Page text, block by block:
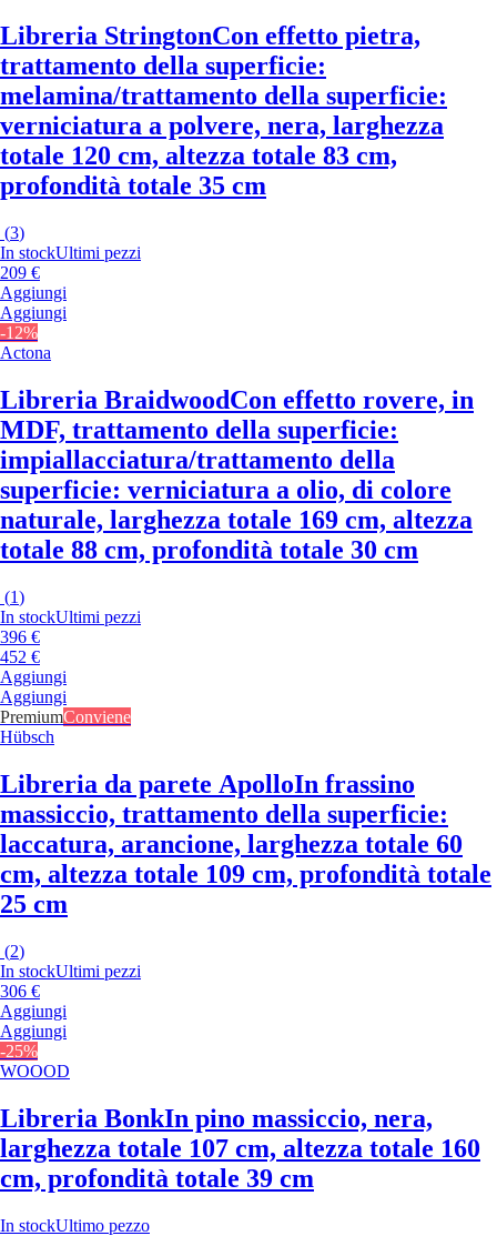
Libreria StringtonCon effetto pietra,
trattamento della superficie:
melamina/trattamento della superficie:
verniciatura a polvere, nera, larghezza
totale 120 cm, altezza totale 83 cm,
profondità totale 35 cm
(3)
In stockUltimi pezzi
209 €
Aggiungi
Aggiungi
-12%
Actona
Libreria BraidwoodCon effetto rovere, in
MDF, trattamento della superficie:
impiallacciatura/trattamento della
superficie: verniciatura a olio, di colore
naturale, larghezza totale 169 cm, altezza
totale 88 cm, profondità totale 30 cm
(1)
In stockUltimi pezzi
396 €
452 €
Aggiungi
Aggiungi
PremiumConviene
Hübsch
Libreria da parete ApolloIn frassino
massiccio, trattamento della superficie:
laccatura, arancione, larghezza totale 60
cm, altezza totale 109 cm, profondità totale
25 cm
(2)
In stockUltimi pezzi
306 €
Aggiungi
Aggiungi
-25%
WOOOD
Libreria BonkIn pino massiccio, nera,
larghezza totale 107 cm, altezza totale 160
cm, profondità totale 39 cm
In stockUltimo pezzo